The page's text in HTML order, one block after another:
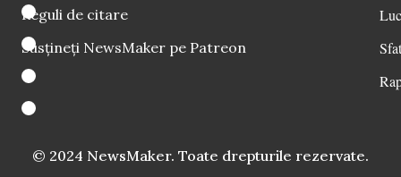
Reguli de citare
Susțineți NewsMaker pe Patreon
© 2024 NewsMaker. Toate drepturile rezervate.